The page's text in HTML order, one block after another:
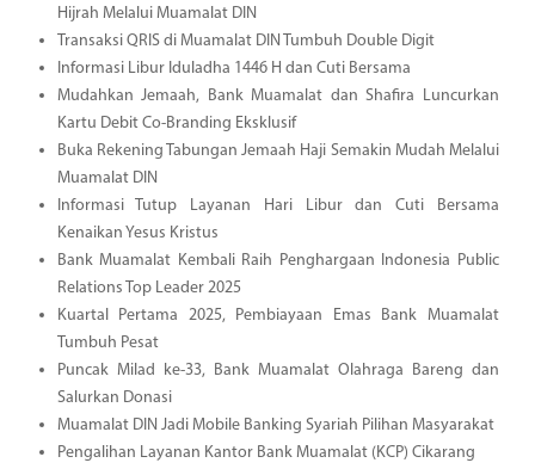
Hijrah Melalui Muamalat DIN
Transaksi QRIS di Muamalat DIN Tumbuh Double Digit
Informasi Libur Iduladha 1446 H dan Cuti Bersama
Mudahkan Jemaah, Bank Muamalat dan Shafira Luncurkan
Kartu Debit Co-Branding Eksklusif
Buka Rekening Tabungan Jemaah Haji Semakin Mudah Melalui
Muamalat DIN
Informasi Tutup Layanan Hari Libur dan Cuti Bersama
Kenaikan Yesus Kristus
Bank Muamalat Kembali Raih Penghargaan Indonesia Public
Relations Top Leader 2025
Kuartal Pertama 2025, Pembiayaan Emas Bank Muamalat
Tumbuh Pesat
Puncak Milad ke-33, Bank Muamalat Olahraga Bareng dan
Salurkan Donasi
Muamalat DIN Jadi Mobile Banking Syariah Pilihan Masyarakat
Pengalihan Layanan Kantor Bank Muamalat (KCP) Cikarang